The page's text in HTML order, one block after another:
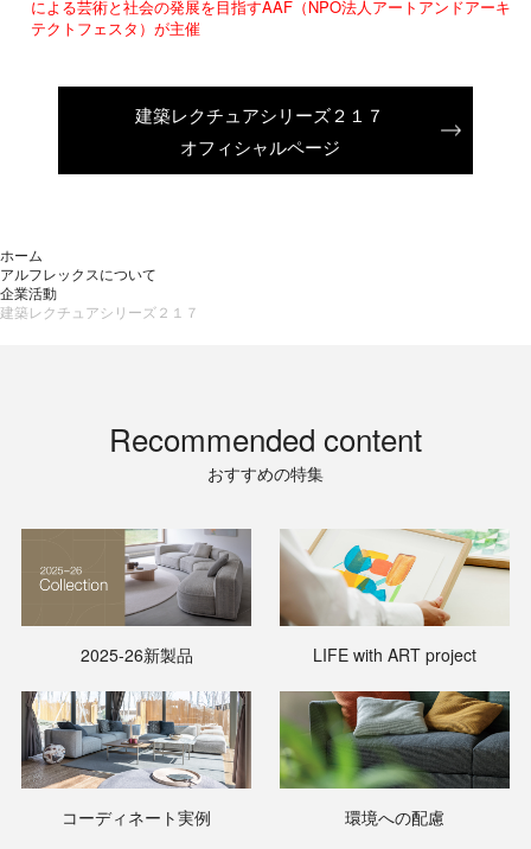
による芸術と社会の発展を目指すAAF（NPO法人アートアンドアーキ
テクトフェスタ）が主催
建築レクチュアシリーズ２１７
オフィシャルページ
ホーム
アルフレックスについて
企業活動
建築レクチュアシリーズ２１７
Recommended content
おすすめの特集
2025-26新製品 LIFE with ART project
コーディネート実例 環境への配慮